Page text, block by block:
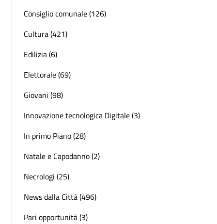
Consiglio comunale (126)
Cultura (421)
Edilizia (6)
Elettorale (69)
Giovani (98)
Innovazione tecnologica Digitale (3)
In primo Piano (28)
Natale e Capodanno (2)
Necrologi (25)
News dalla Città (496)
Pari opportunità (3)